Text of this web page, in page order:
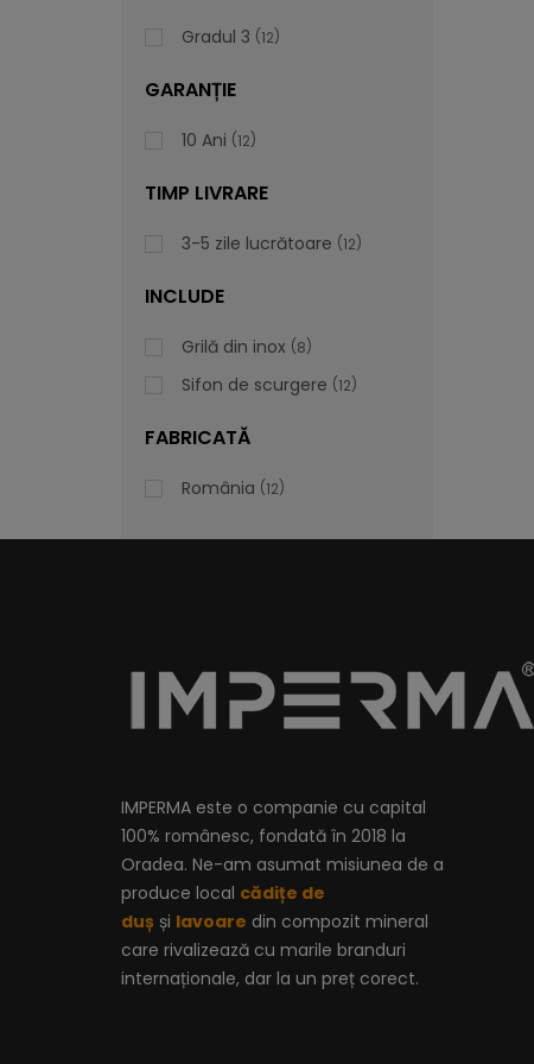
Gradul 3 12
GARANȚIE
10 Ani 12
TIMP LIVRARE
3-5 zile lucrătoare 12
INCLUDE
Grilă din inox 8
Sifon de scurgere 12
FABRICATĂ
România 12
IMPERMA este o companie cu capital
100% românesc, fondată în 2018 la
Oradea. Ne-am asumat misiunea de a
produce local cădițe de
duș și lavoare din compozit mineral
care rivalizează cu marile branduri
internaționale, dar la un preț corect.